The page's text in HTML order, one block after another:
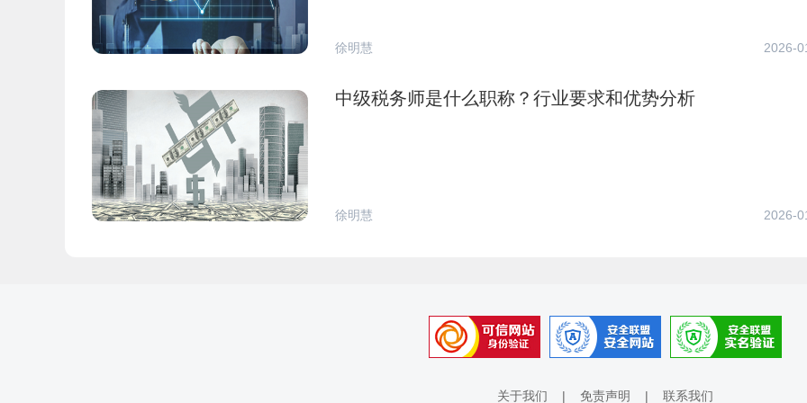
徐明慧 2026-
中级税务师是什么职称？行业要求和优势分析
徐明慧 2026-
关于我们 | 免责声明 | 联系我们